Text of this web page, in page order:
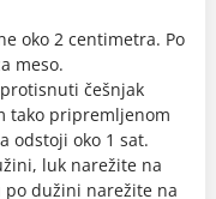
oko 2 centimetra. Po
meso.
češnjak
tako pripremljenom
odstoji oko 1 sat.
luk narežite na
dužini narežite na